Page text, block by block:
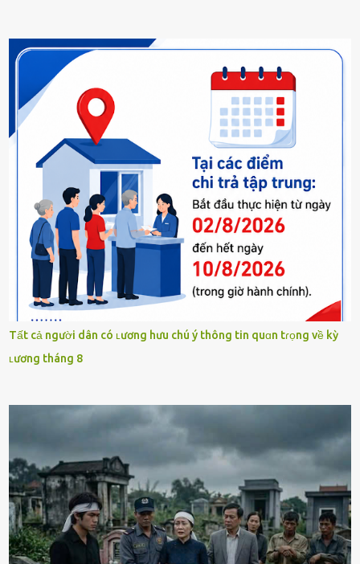
Tất cả người dân có ʟương hưu chú ý thông tin quɑn tɾọng về kỳ
ʟương tháng 8